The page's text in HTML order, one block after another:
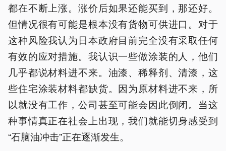
都在不断上涨。涨价后如果还能买到，那还好。
但情况很有可能是根本没有货物可供进口。对于
这种风险我认为日本政府目前完全没有采取任何
有效的应对措施。我认识一些做涂装的人，他们
几乎都说材料进不来。油漆、稀释剂、清漆，这
些住宅涂装材料都缺货。因为原材料进不来，所
以就没有工作，公司甚至可能会因此倒闭。当这
种事情真正在社会上出现，我们就能切身感受到
“石脑油冲击”正在逐渐发生。